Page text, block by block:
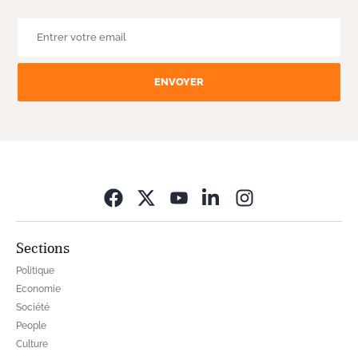
ENVOYER
Sections
Politique
Economie
Société
People
Culture